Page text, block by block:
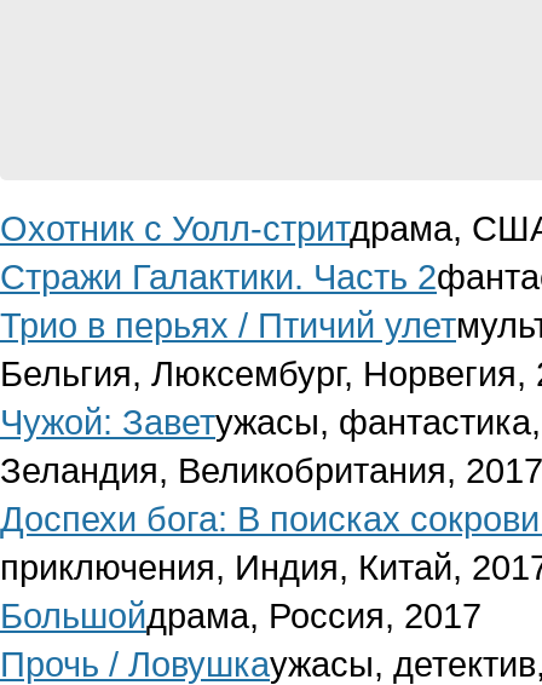
Охотник с Уолл-стритдрама,
Стражи Галактики. Часть 2
Трио в перьях / Птичий улет
Бельгия, Люксембург, Норвегия,
Чужой: Заветужасы,
Зеландия, Великобритания, 2017
Доспехи бога: В поисках
приключения, Индия, Китай,
Большойдрама, Россия, 2017
Прочь / Ловушкаужасы,